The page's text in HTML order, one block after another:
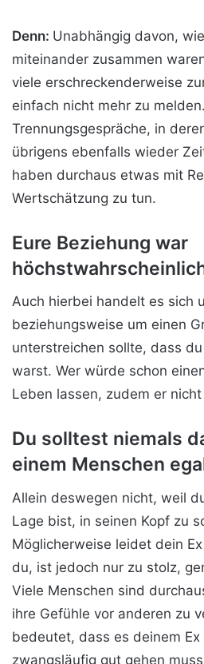
Denn: Unabhängig davon,
miteinander zusammen
viele erschreckenderweise
einfach nicht mehr zu melden.
Trennungsgespräche, in
übrigens ebenfalls wieder
haben durchaus etwas mit
Wertschätzung zu tun.
Eure Beziehung war
Auch hierbei handelt es sich
beziehungsweise um einen
unterstreichen sollte, dass
warst. Wer würde schon
Leben lassen, zudem er
Du solltest niemals
einem Menschen
Allein deswegen nicht, weil
Lage bist, in seinen Kopf zu
Möglicherweise leidet dein
du, ist jedoch nur zu stolz,
Viele Menschen sind
ihre Gefühle vor anderen zu
bedeutet, dass es deinem
zwangsläufig gut gehen